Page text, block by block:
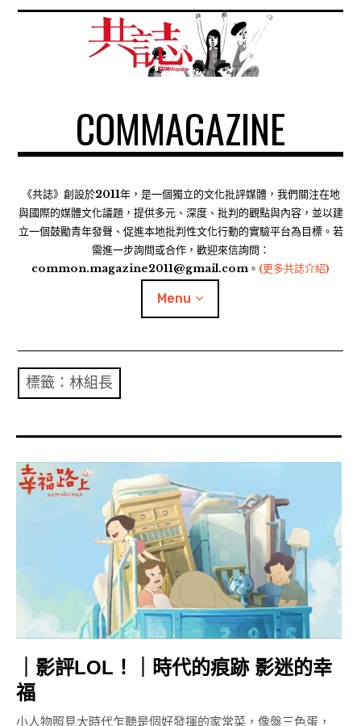
COMMAGAZINE
《共誌》創設於2011年，是一個獨立的文化批評媒體，我們關注在地
與國際的媒體文化議題，提供多元、深度、批判的觀點與內容，並以建
立一個鼓勵青年發聲、促進本地批判性文化行動的實驗平台為目標。若
需進一步詢問或合作，歡迎來信詢問：
common.magazine2011@gmail.com。 (更多共誌介紹)
Menu
共專題
共青年
共誌寫手
各期目錄
標籤：林組長
｜影評LOL！｜時代的痕跡 影迷的幸
福
小人物照見大時代乍聽是個好發揮的家常菜，像盤三色蛋，